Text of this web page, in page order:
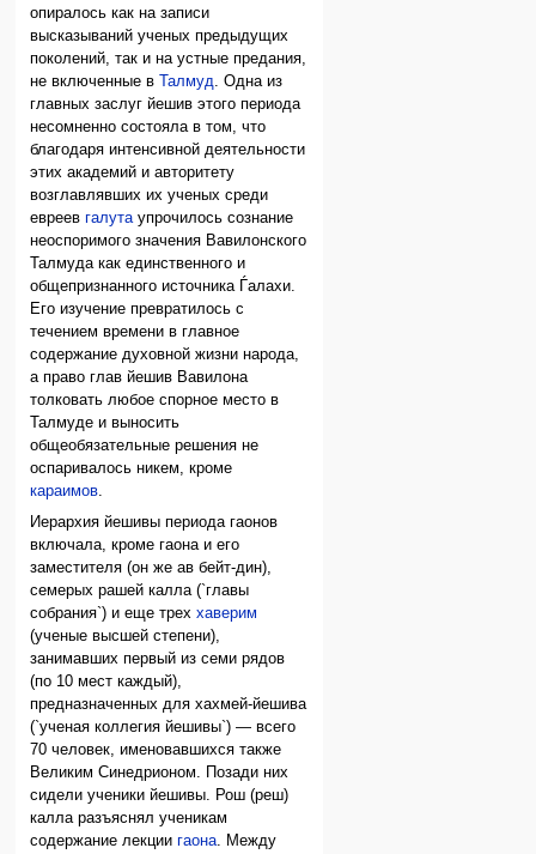
опиралось как на записи
высказываний ученых предыдущих
поколений, так и на устные предания,
не включенные в
Талмуд. Одна из
главных заслуг йешив этого периода
несомненно состояла в том, что
благодаря интенсивной деятельности
этих академий и авторитету
возглавлявших их ученых среди
евреевгалутаупрочилось сознание
неоспоримого значения Вавилонского
Талмуда как единственного и
общепризнанного источника Ѓалахи.
Его изучение превратилось с
течением времени в главное
содержание духовной жизни народа,
а право глав йешив Вавилона
толковать любое спорное место в
Талмуде и выносить
общеобязательные решения не
оспаривалось никем, кроме
караимов.
Иерархия йешивы периода гаонов
включала, кроме гаона и его
заместителя (он же ав бейт-дин),
семерых рашей калла (`главы
собрания`) и еще треххаверим
(ученые высшей степени),
занимавших первый из семи рядов
(по 10 мест каждый),
предназначенных для хахмей-йешива
(`ученая коллегия йешивы`) — всего
70 человек, именовавшихся также
Великим Синедрионом. Позади них
сидели ученики йешивы. Рош (реш)
калла разъяснял ученикам
содержание лекциигаона . Между